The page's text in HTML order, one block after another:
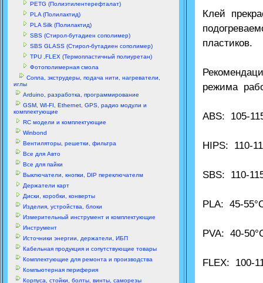
PETG (Полиэтилентерефталат)
PLA (Полилактид)
PLA Silk (Полилактид)
SBS (Стирол-бутадиен сополимер)
SBS GLASS (Стирол-бутадиен сополимер)
TPU ,FLEX (Термопластичный полиуретан)
Фотополимерная смола
Сопла, экструдеры, подача нити, нагреватели,
иглы
Arduino, разработка, программирование
GSM, WI-FI, Ethernet, GPS, радио модули и
комплектующие
RC модели и комплектующие
Winbond
Вентиляторы, решетки, фильтра
Все для Авто
Все для пайки
Выключатели, кнопки, DIP переключателм
Держатели карт
Диски, коробки, конверты
Изделия, устройства, блоки
Измерительный инструмент и комплектующие
Инструмент
Источники энергии, держатели, ИБП
Кабельная продукция и сопутствующие товары
Комплектующие для ремонта и производства
Компьютерная периферия
Корпуса, стойки, болты, винты, саморезы
Клей
пластиков.
режима
ABS: 105-
HIPS: 110-
SBS: 110-
PLA: 45-
PVA: 40-
FLEX: 100-